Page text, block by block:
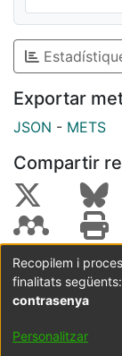
Exportar
JSON - METS
Compartir
Coordinació:CRAI UB Avís
subjectes a:
Configuració
de cookies
privadesa
Recopilem i
finalitats següents:
contrasenya
Personalitzar